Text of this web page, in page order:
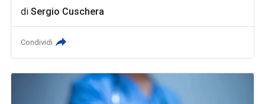
diSergio Cuschera
Condividi